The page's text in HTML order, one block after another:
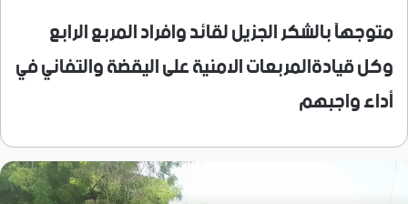
متوجهآ بالشكر الجزيل لقائد وافراد المربع الرابع
وكل قيادةالمربعات الامنية على اليقضة والتفاني في
أداء واجبهم